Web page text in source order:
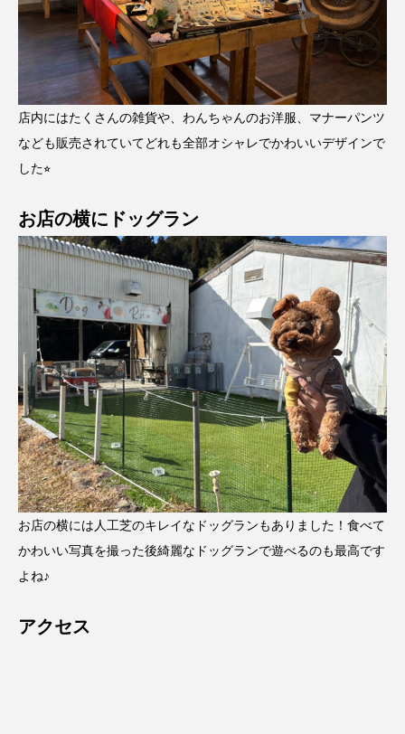
店内にはたくさんの雑貨や、わんちゃんのお洋服、マナーパンツ
なども販売されていてどれも全部オシャレでかわいいデザインで
した⭐︎
お店の横にドッグラン
お店の横には人工芝のキレイなドッグランもありました！食べて
かわいい写真を撮った後綺麗なドッグランで遊べるのも最高です
よね♪
アクセス